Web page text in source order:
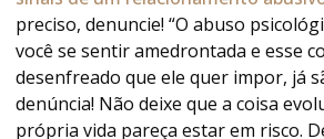
preciso, denuncie! “O abuso
você se sentir amedrontada e esse
desenfreado que ele quer impor, já
denúncia! Não deixe que a coisa
própria vida pareça estar em risco.